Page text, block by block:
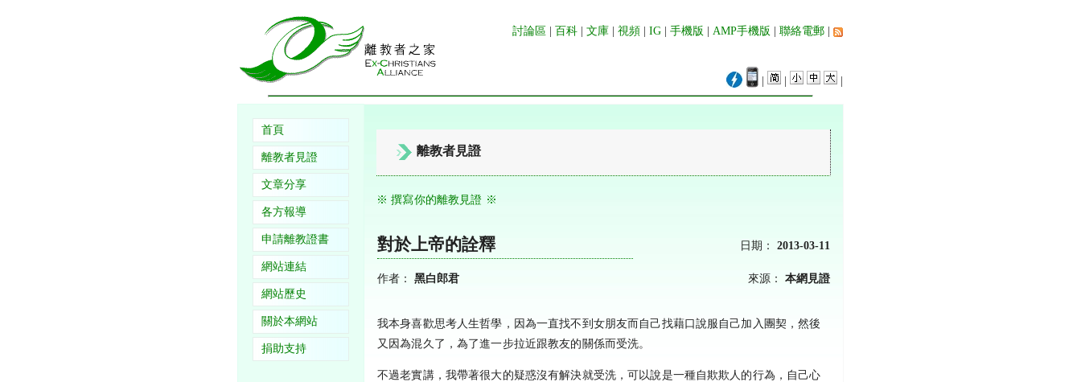
討論區 百科 文庫 視頻 IG 手機版 AMP手機版 聯絡電郵
首頁
離教者見證
文章分享
各方報導
申請離教證書
網站連結
網站歷史
關於本網站
捐助支持
離教者見證
※ 撰寫你的離教見證 ※
對於上帝的詮釋 日期： 2013-03-11
作者： 黑白郎君 來源： 本網見證
我本身喜歡思考人生哲學，因為一直找不到女朋友而自己找藉口說服自己加入團契，然後
又因為混久了，為了進一步拉近跟教友的關係而受洗。
不過老實講，我帶著很大的疑惑沒有解決就受洗，可以說是一種自欺欺人的行為，自己心